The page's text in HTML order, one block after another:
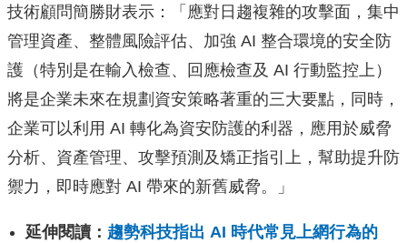
技術顧問簡勝財表示​：「應對日趨複雜的攻擊面，集中
管理資產、整體風險評估、加強 AI 整合環境的安全防
護（特別是在輸入檢查、回應檢查及 AI 行動監控上）
將是企業未來在規劃資安策略著重的三大要點，同時，
企業可以利用 AI 轉化為資安防護的利器，應用於威脅
分析、資產管理、攻擊預測及矯正指引上，幫助提升防
禦力，即時應對 AI 帶來的新舊威脅。」
延伸閱讀： 趨勢科技指出 AI 時代常見上網行為的